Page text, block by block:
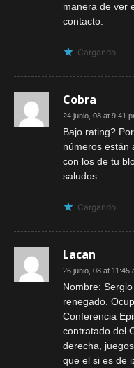
manera de ver
contacto.
Cargando...
Cobra
24 junio, 08 at 9:41
Bajo rating?
números están
con los de tu
saludos.
Cargando...
Lacan
26 junio, 08 at 11:45
Nombre:
renegado.
Conferencia
contratado del
derecha,
que el si es de